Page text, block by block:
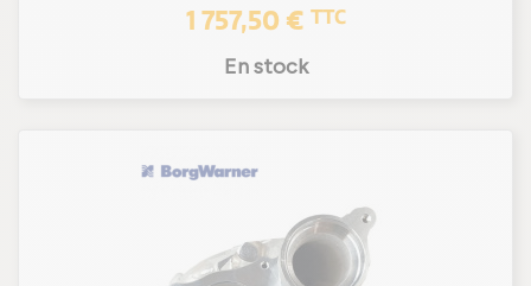
1 757,50 € TTC
En stock